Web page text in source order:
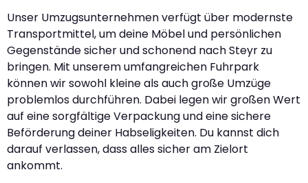
Unser Umzugsunternehmen verfügt über modernste
Transportmittel, um deine Möbel und persönlichen
Gegenstände sicher und schonend nach Steyr zu
bringen. Mit unserem umfangreichen Fuhrpark
können wir sowohl kleine als auch große Umzüge
problemlos durchführen. Dabei legen wir großen Wert
auf eine sorgfältige Verpackung und eine sichere
Beförderung deiner Habseligkeiten. Du kannst dich
darauf verlassen, dass alles sicher am Zielort
ankommt.